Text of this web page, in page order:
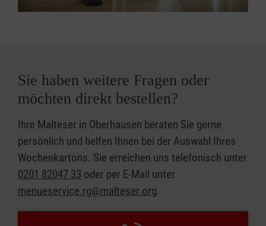
Sie haben weitere Fragen oder
möchten direkt bestellen?
Ihre Malteser in Oberhausen beraten Sie gerne
persönlich und helfen Ihnen bei der Auswahl Ihres
Wochenkartons. Sie erreichen uns telefonisch unter
0201 82047 33 oder per E-Mail unter
menueservice.rg@malteser.org.